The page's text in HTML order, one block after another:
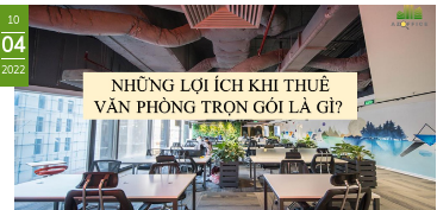
phân vân. Bài viết này, Azoffice mong rằng sẽ giải đáp
các thắc mắc của các quý doanh nghiệp.
10
04
2022